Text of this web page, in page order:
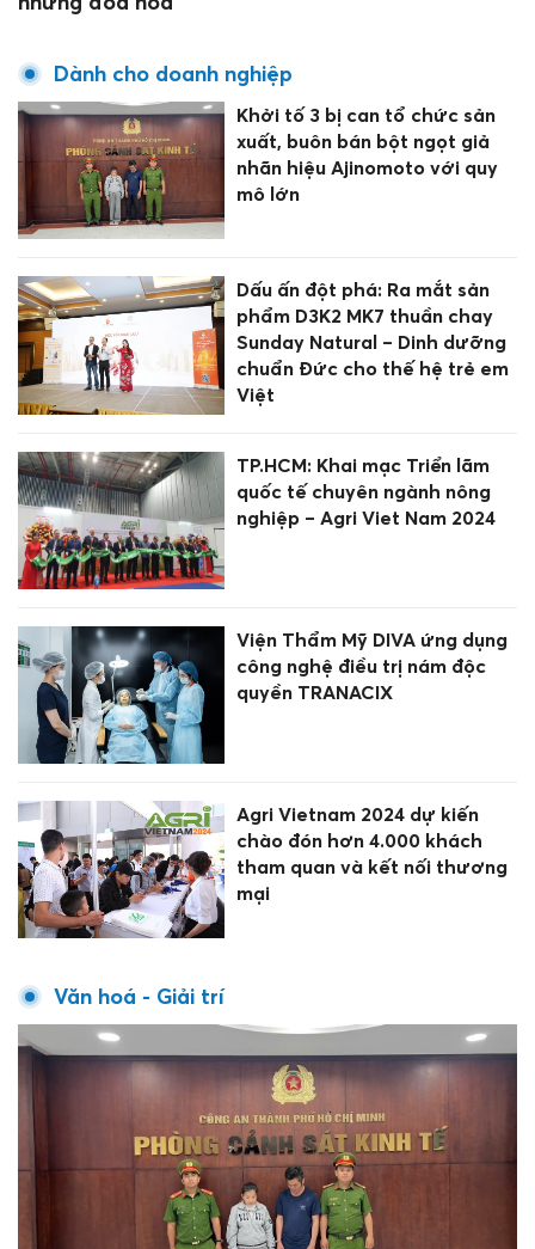
Dành cho doanh nghiệp
Khởi tố 3 bị can tổ chức sản
xuất, buôn bán bột ngọt giả
nhãn hiệu Ajinomoto với quy
mô lớn
Dấu ấn đột phá: Ra mắt sản
phẩm D3K2 MK7 thuần chay
Sunday Natural – Dinh dưỡng
chuẩn Đức cho thế hệ trẻ em
Việt
TP.HCM: Khai mạc Triển lãm
quốc tế chuyên ngành nông
nghiệp – Agri Viet Nam 2024
Viện Thẩm Mỹ DIVA ứng dụng
công nghệ điều trị nám độc
quyền TRANACIX
Agri Vietnam 2024 dự kiến
chào đón hơn 4.000 khách
tham quan và kết nối thương
mại
Văn hoá - Giải trí